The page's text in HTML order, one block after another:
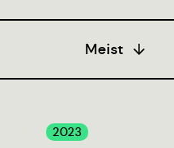
Meist
2023